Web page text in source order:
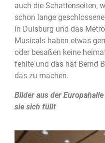
auch die Schattenseiten,
schon lange
in Duisburg und das
Musicals haben etwas
oder besaßen keine
fehlte und das hat Bernd
das zu machen.
Bilder aus der
sie sich füllt